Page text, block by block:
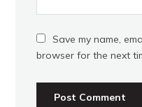
Save my name,
browser for the next